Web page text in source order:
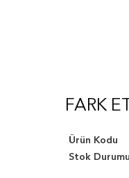
FARK
Ürün Kodu
Stok Durumu